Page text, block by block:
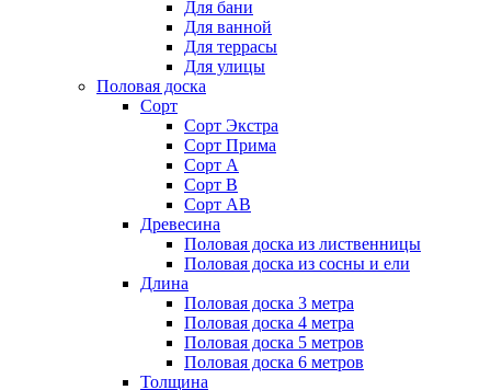
Для бани
Для ванной
Для террасы
Для улицы
Половая доска
Сорт
Сорт Экстра
Сорт Прима
Сорт А
Сорт В
Сорт АВ
Древесина
Половая доска из лиственницы
Половая доска из сосны и ели
Длина
Половая доска 3 метра
Половая доска 4 метра
Половая доска 5 метров
Половая доска 6 метров
Толщина